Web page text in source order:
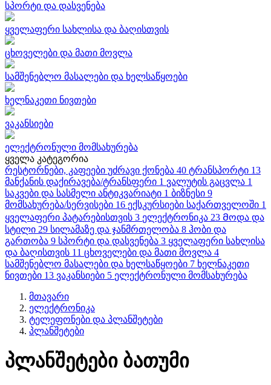
სპორტი და დასვენება
ყველაფერი სახლისა და ბაღისთვის
ცხოველები და მათი მოვლა
სამშენებლო მასალები და ხელსაწყოები
ხელნაკეთი ნივთები
ვაკანსიები
ელექტრონული მომსახურება
ყველა კატეგორია
რესტორნები, კაფეები უძრავი ქონება 40 ტრანსპორტი 13
მანქანის დაქირავება/ტრანსფერი 1 ვალუტის გაცვლა 1
საკვები და სასმელი ანტიკვარიატი 1 ბიზნესი 9
მომსახურება/სერვისები 16 ექსკურსიები საქართველოში 1
ყველაფერი პატარებისთვის 3 ელექტრონიკა 23 Მოდა და
სტილი 29 სილამაზე და ჯანმრთელობა 8 ჰობი და
გართობა 9 სპორტი და დასვენება 3 ყველაფერი სახლისა
და ბაღისთვის 11 ცხოველები და მათი მოვლა 4
სამშენებლო მასალები და ხელსაწყოები 7 ხელნაკეთი
ნივთები 13 ვაკანსიები 5 ელექტრონული მომსახურება
მთავარი
ელექტრონიკა
ტელეფონები და პლანშეტები
პლანშეტები
პლანშეტები ბათუმი